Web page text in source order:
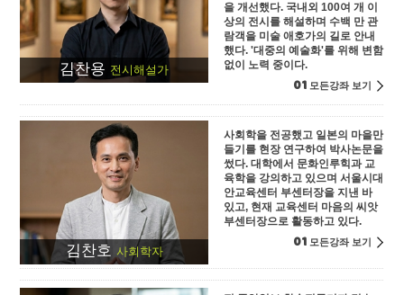
김찬용 전시해설가
을 개선했다. 국내외 100여 개 이
상의 전시를 해설하며 수백 만 관
람객을 미술 애호가의 길로 안내
했다. '대중의 예술화'를 위해 변함
없이 노력 중이다.
01 모든강좌 보기
김찬호 사회학자
사회학을 전공했고 일본의 마을만
들기를 현장 연구하여 박사논문을
썼다. 대학에서 문화인루힉과 교
육학을 강의하고 있으며 서울시대
안교육센터 부센터장을 지낸 바
있고, 현재 교육센터 마음의 씨앗
부센터장으로 활동하고 있다.
01 모든강좌 보기